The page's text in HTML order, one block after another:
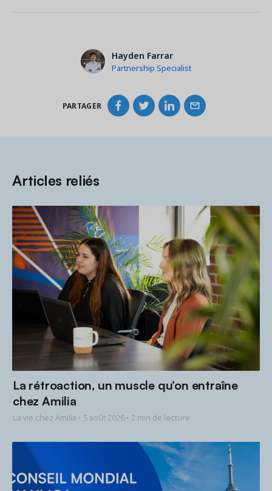
Hayden Farrar
Partnership Specialist
PARTAGER
Articles reliés
La rétroaction, un muscle qu’on entraîne
chez Amilia
La vie chez Amilia • 5 août 2026 • 2 min de lecture